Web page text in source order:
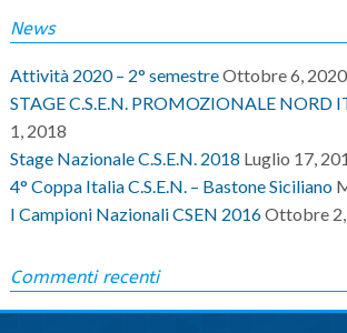
News
Attività 2020 – 2° semestreOttobre 6, 2020
STAGE C.S.E.N. PROMOZIONALE NORD
1, 2018
Stage Nazionale C.S.E.N. 2018 Luglio 17,
4° Coppa Italia C.S.E.N. – Bastone Siciliano
I Campioni Nazionali CSEN 2016Ottobre
Commenti recenti